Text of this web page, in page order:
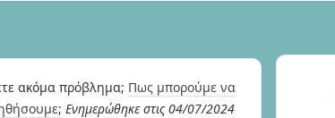
ακόμα πρόβλημα; Πως μπορούμε να
Ενημερώθηκε στις 04/07/2024